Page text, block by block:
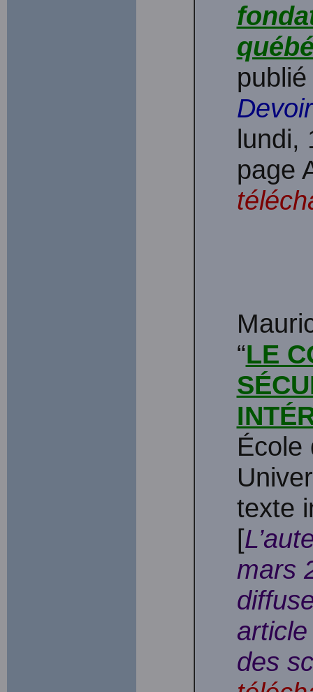
Devoir
lundi,
page
“LE
École
texte
[
mars
des